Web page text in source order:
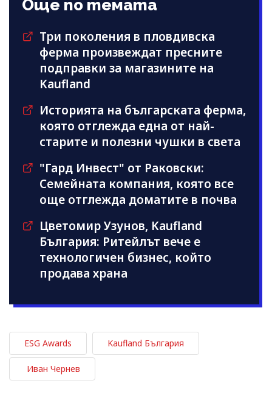
Още по темата
Три поколения в пловдивска
ферма произвеждат пресните
подправки за магазините на
Kaufland
Историята на българската ферма,
която отглежда една от най-
старите и полезни чушки в света
"Гард Инвест" от Раковски:
Семейната компания, която все
още отглежда доматите в почва
Цветомир Узунов, Kaufland
България: Ритейлът вече е
технологичен бизнес, който
продава храна
ESG Awards Kaufland България
Иван Чернев